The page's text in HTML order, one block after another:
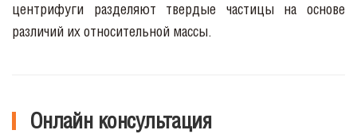
центрифуги разделяют твердые частицы на основе
различий их относительной массы.
Онлайн консультация